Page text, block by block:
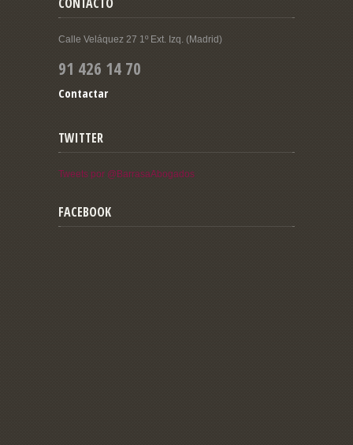
Calle Veláquez 27 1º Ext. Izq. (Madrid)
91 426 14 70
Contactar
TWITTER
Tweets por @BarrasaAbogados
FACEBOOK